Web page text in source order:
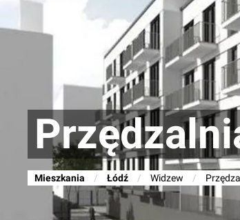
Mieszkania / Łódź / Widzew /